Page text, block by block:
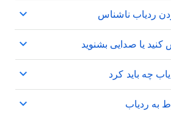
ردیاب ناشناس
کنید یا صدایی بشنوید
چه باید کرد
به ردیاب